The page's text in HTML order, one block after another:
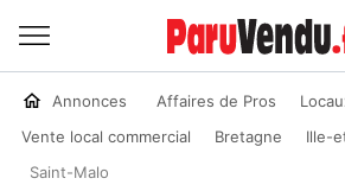
Annonces Affaires de Pros
Vente local commercial
Bretagne
Ille-
Saint-Malo